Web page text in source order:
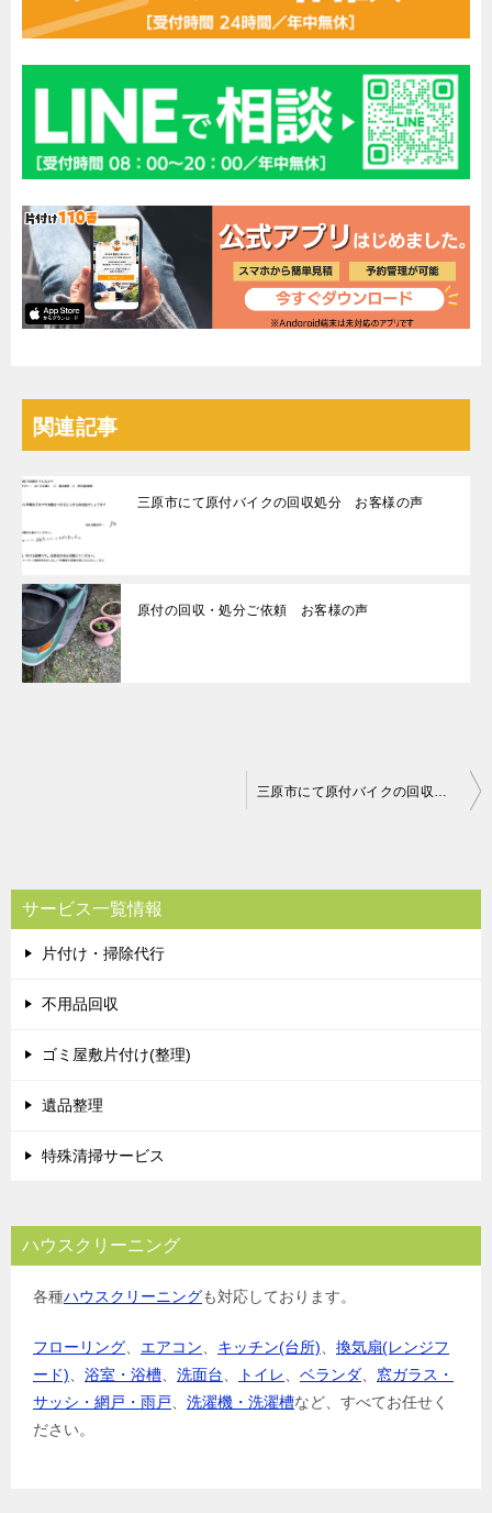
関連記事
三原市にて原付バイクの回収処分 お客様の声
原付の回収・処分ご依頼 お客様の声
ビ
ゲ
ー
シ
三原市にて原付バイクの回収処分 お客様の声
サービス一覧情報
片付け・掃除代行
不用品回収
ゴミ屋敷片付け(整理)
遺品整理
特殊清掃サービス
ハウスクリーニング
各種ハウスクリーニングも対応しております。
フローリング エアコン キッチン(台所)
換気扇(レンジフ
ード)
浴室・浴槽 洗面台 トイレ ベランダ
窓ガラス・
サッシ・網戸・雨戸
洗濯機・洗濯槽など、すべてお任せく
ださい。